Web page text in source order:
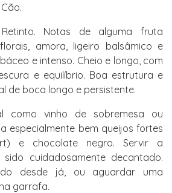
Retinto. Notas de alguma fruta
amora, ligeiro balsâmico e
e intenso. Cheio e longo, com
e equilíbrio. Boa estrutura e
de boca longo e persistente.
como vinho de sobremesa ou
especialmente bem queijos fortes
e chocolate negro. Servir a
sido cuidadosamente decantado.
desde já, ou aguardar uma
garrafa.